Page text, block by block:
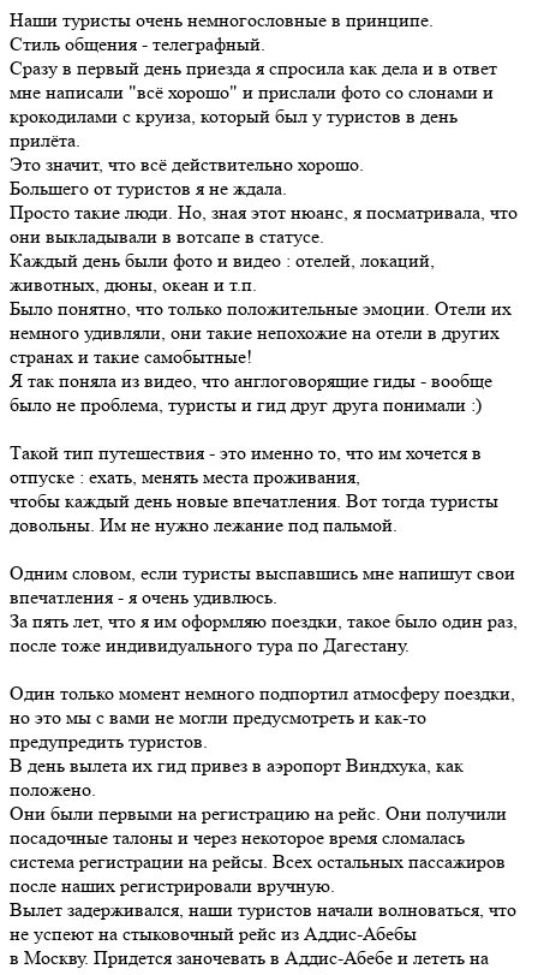
Наши туристы очень немногословные в принципе.
Стиль общения - телеграфный.
Сразу в первый день приезда я спросила как дела и в ответ
мне написали "всё хорошо" и прислали фото со слонами и
крокодилами с круиза, который был у туристов в день
прилёта.
Это значит, что всё действительно хорошо.
Большего от туристов я не ждала.
Просто такие люди. Но, зная этот нюанс, я посматривала, что
они выкладывали в вотсапе в статусе.
Каждый день были фото и видео : отелей, локаций,
животных, дюны, океан и т.п.
Было понятно, что только положительные эмоции. Отели их
немного удивляли, они такие непохожие на отели в других
странах и такие самобытные!
Я так поняла из видео, что англоговорящие гиды - вообще
было не проблема, туристы и гид друг друга понимали :)
Такой тип путешествия - это именно то, что им хочется в
отпуске : ехать, менять места проживания,
чтобы каждый день новые впечатления. Вот тогда туристы
довольны. Им не нужно лежание под пальмой.
Одним словом, если туристы выспавшись мне напишут свои
впечатления - я очень удивлюсь.
За пять лет, что я им оформляю поездки, такое было один раз,
после тоже индивидуального тура по Дагестану.
Один только момент немного подпортил атмосферу поездки,
но это мы с вами не могли предусмотреть и как-то
предупредить туристов.
В день вылета их гид привез в аэропорт Виндхука, как
положено.
Они были первыми на регистрацию на рейс. Они получили
посадочные талоны и через некоторое время сломалась
система регистрации на рейсы. Всех остальных пассажиров
после наших регистрировали вручную.
Вылет задерживался, наши туристов начали волноваться, что
не успеют на стыковочный рейс из Аддис-Абебы
в Москву. Придется заночевать в Аддис-Абебе и лететь на